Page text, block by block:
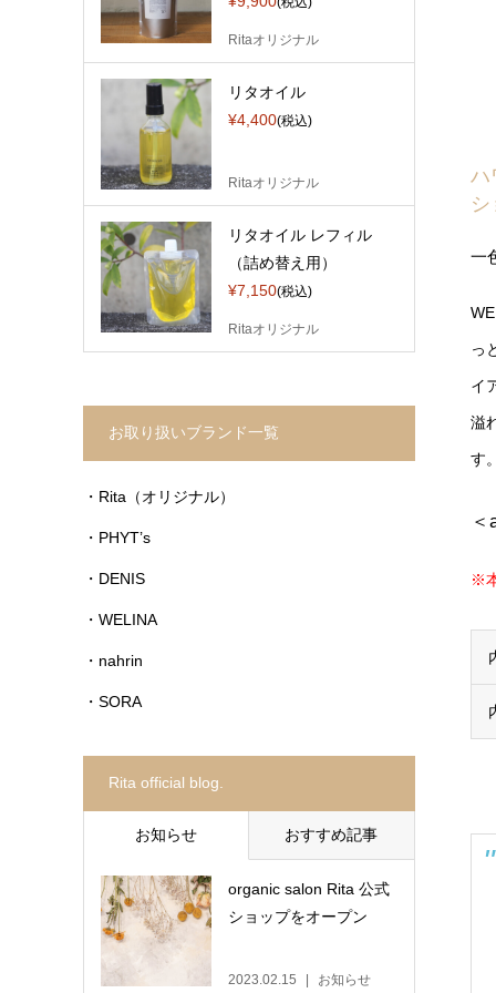
ハ
シ
一
っ
イ
溢
す
※
Ritaオリジナル
リタオイル
¥4,400(税込)
Ritaオリジナル
リタオイル レフィル
（詰め替え用）
¥7,150(税込)
Ritaオリジナル
お取り扱いブランド一覧
・Rita（オリジナル）
・PHYT’s
・DENIS
・WELINA
・nahrin
・SORA
Rita official blog.
お知らせ おすすめ記事
organic salon Rita 公式
ショップをオープン
2023.02.15 お知らせ